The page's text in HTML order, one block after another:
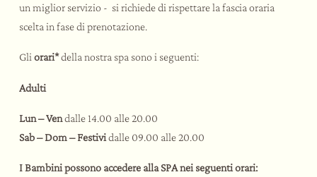
un miglior servizio - si richiede di rispettare la fascia oraria
scelta in fase di prenotazione.
Gliorari*della nostra spa sono i seguenti:
Adulti
Lun – Vendalle 14.00 alle 20.00
Sab – Dom – Festividalle 09.00 alle 20.00
I Bambini possono accedere alla SPA nei seguenti orari: